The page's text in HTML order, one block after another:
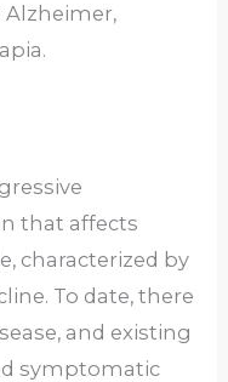
Alzheimer,
that affects
characterized by
To date, there
and existing
symptomatic